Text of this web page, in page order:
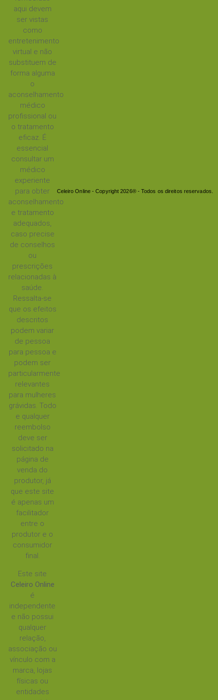
aqui devem
ser vistas
como
entretenimento
virtual e não
substituem de
forma alguma
o
aconselhamento
médico
profissional ou
o tratamento
eficaz. É
essencial
consultar um
médico
experiente
para obter
aconselhamento
e tratamento
adequados,
caso precise
de conselhos
ou
prescrições
relacionadas à
saúde.
Ressalta-se
que os efeitos
descritos
podem variar
de pessoa
para pessoa e
podem ser
particularmente
relevantes
para mulheres
grávidas. Todo
e qualquer
reembolso
deve ser
solicitado na
página de
venda do
produtor, já
que este site
é apenas um
facilitador
entre o
produtor e o
consumidor
final.
Este site
Celeiro Online
é
independente
e não possui
qualquer
relação,
associação ou
vínculo com a
marca, lojas
físicas ou
entidades
Celeiro Online - Copyright 2026® - Todos os direitos reservados.